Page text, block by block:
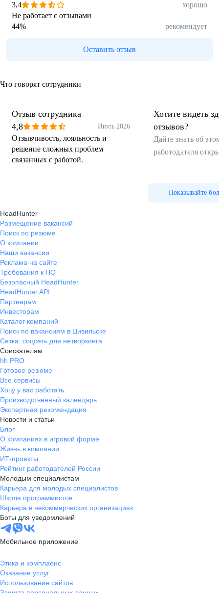
3,4
хорошо
Не работает с отзывами
44% рекомендует
Оставить отзыв
Что говорят сотрудники
Отзыв сотрудника
4,8
Июль 2026
Отзывчивость, лояльность и
решение сложных проблем
связанных с работой.
Хотите видеть
отзывов?
Дайте знать об
работодателя
Показывайте
HeadHunter
Размещение вакансий
Поиск по резюме
О компании
Наши вакансии
Реклама на сайте
Требования к ПО
Безопасный HeadHunter
HeadHunter API
Партнерам
Инвесторам
Каталог компаний
Поиск по вакансиям в Цивильске
Сетка: соцсеть для нетворкинга
Соискателям
hh PRO
Готовое резюме
Все сервисы
Хочу у вас работать
Производственный календарь
Экспертная рекомендация
Новости и статьи
Блог
О компаниях в игровой форме
Жизнь в компании
ИТ-проекты
Рейтинг работодателей России
Молодым специалистам
Карьера для молодых специалистов
Школа программистов
Карьера в некоммерческих организациях
Боты для уведомлений
Мобильное приложение
Этика и комплаенс
Оказание услуг
Использование сайтов